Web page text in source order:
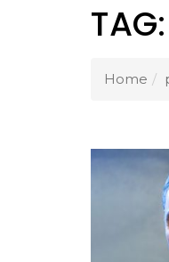
TAG:
Home